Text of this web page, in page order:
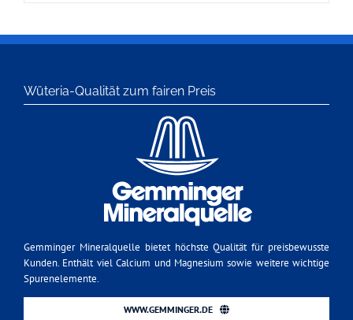
Wüteria-Qualität zum fairen Preis
Gemminger Mineralquelle bietet höchste Qualität für preisbewusste
Kunden. Enthält viel Calcium und Magnesium sowie weitere wichtige
Spurenelemente.
WWW.GEMMINGER.DE